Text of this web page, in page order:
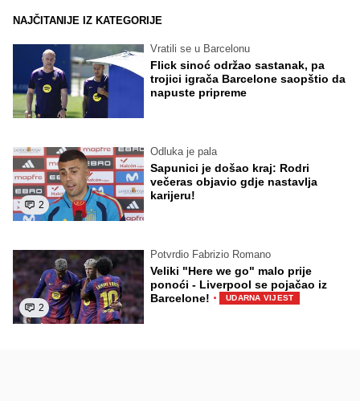
NAJČITANIJE IZ KATEGORIJE
Vratili se u Barcelonu
Flick sinoć održao sastanak, pa
trojici igrača Barcelone saopštio da
napuste pripreme
2
Odluka je pala
Sapunici je došao kraj: Rodri
večeras objavio gdje nastavlja
karijeru!
2
Potvrdio Fabrizio Romano
Veliki "Here we go" malo prije
ponoći - Liverpool se pojačao iz
Barcelone! · UDARNA VIJEST